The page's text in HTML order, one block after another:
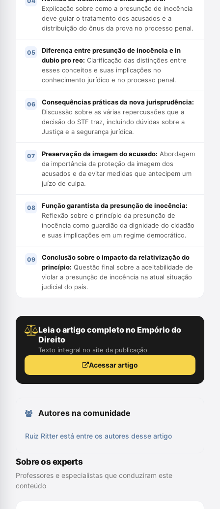
Explicação sobre como a presunção de inocência
deve guiar o tratamento dos acusados e a
distribuição do ônus da prova no processo penal.
Diferença entre presunção de inocência e in
dubio pro reo: Clarificação das distinções entre
esses conceitos e suas implicações no
conhecimento jurídico e no processo penal.
Consequências práticas da nova jurisprudência:
Discussão sobre as várias repercussões que a
decisão do STF traz, incluindo dúvidas sobre a
Justiça e a segurança jurídica.
Preservação da imagem do acusado: Abordagem
da importância da proteção da imagem dos
acusados e da evitar medidas que antecipem um
juízo de culpa.
Função garantista da presunção de inocência:
Reflexão sobre o princípio da presunção de
inocência como guardião da dignidade do cidadão
e suas implicações em um regime democrático.
Conclusão sobre o impacto da relativização do
princípio: Questão final sobre a aceitabilidade de
violar a presunção de inocência na atual situação
judicial do país.
Leia o artigo completo no Empório do
Direito
Texto integral no site da publicação
Acessar artigo
Autores na comunidade
Ruiz Ritter está entre os autores desse artigo
Sobre os experts
Professores e especialistas que conduziram este
conteúdo